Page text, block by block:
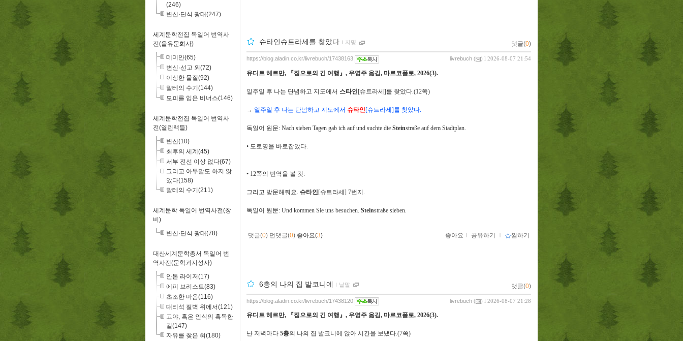
(246)
변신·단식 광대(247)
세계문학전집 독일어 번역사
전(을유문화사)
데미안(65)
변신·선고 외(72)
이상한 물질(92)
말테의 수기(144)
모피를 입은 비너스(146)
세계문학전집 독일어 번역사
전(열린책들)
변신(10)
최후의 세계(45)
서부 전선 이상 없다(67)
그리고 아무말도 하지 않
았다(158)
말테의 수기(211)
세계문학 독일어 번역사전(창
비)
변신·단식 광대(78)
대산세계문학총서 독일어 번
역사전(문학과지성사)
안톤 라이저(17)
에피 브리스트(83)
초조한 마음(116)
대리석 절벽 위에서(121)
고야, 혹은 인식의 혹독한
길(147)
자유를 찾은 혀(180)
슈타인슈트라세를 찾았다 ｌ 지명 댓글(0)
livrebuch ( ) l 2026-08-07 21:54
https://blog.aladin.co.kr/livrebuch/17438163
유디트 헤르만, 『집으로의 긴 여행』 , 우영주 옮김, 마르코폴로, 2026(3).
일주일 후 나는 단념하고 지도에서 스타인[슈트라세 ]를 찾았다.(12쪽)
→ 일주일 후 나는 단념하고 지도에서 슈타인[슈트라세 ]를 찾았다.
독일어 원문: Nach sieben Tagen gab ich auf und suchte die Steinstraße auf dem Stadtplan.
• 도로명을 바로잡았다.
• 12쪽의 번역을 볼 것:
그리고 방문해줘요. 슈타인[슈트라세 ] 7번지 .
독일어 원문: Und kommen Sie uns besuchen. Steinstraße sieben.
댓글(0) 먼댓글(0) 좋아요(3) 좋아요 ｌ 공유하기 ｌ 찜하기
6층의 나의 집 발코니에 ｌ 낱말 댓글(0)
livrebuch ( ) l 2026-08-07 21:28
https://blog.aladin.co.kr/livrebuch/17438120
유디트 헤르만, 『집으로의 긴 여행』 , 우영주 옮김, 마르코폴로, 2026(3).
난 저녁마다 5층의 나의 집 발코니에 앉아 시간을 보냈다.(7쪽)